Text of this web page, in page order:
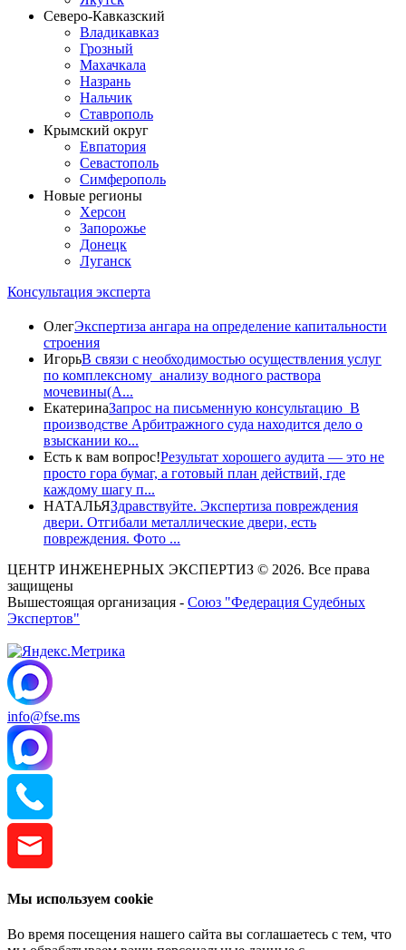
Северо-Кавказский
Владикавказ
Грозный
Махачкала
Назрань
Нальчик
Ставрополь
Крымский округ
Евпатория
Севастополь
Симферополь
Новые регионы
Херсон
Запорожье
Донецк
Луганск
Консультация эксперта
ОлегЭкспертиза ангара на определение капитальности
строения
ИгорьВ связи с необходимостью осуществления услуг
по комплексному анализу водного раствора
мочевины(A...
ЕкатеринаЗапрос на письменную консультацию В
производстве Арбитражного суда находится дело о
взыскании ко...
Есть к вам вопрос!Результат хорошего аудита — это не
просто гора бумаг, а готовый план действий, где
каждому шагу п...
НАТАЛЬЯЗдравствуйте. Экспертиза повреждения
двери. Отгибали металлические двери, есть
повреждения. Фото ...
ЦЕНТР ИНЖЕНЕРНЫХ ЭКСПЕРТИЗ © 2026. Все права
защищены
Вышестоящая организация - Союз "Федерация Судебных
Экспертов"
info@fse.ms
Мы используем cookie
Во время посещения нашего сайта вы соглашаетесь с тем, что